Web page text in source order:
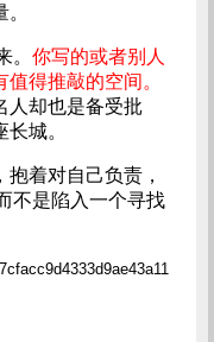
。 你写的或者别人
得推敲的空间。
人却也是备受批
城。
着对自己负责，
不是陷入一个寻找